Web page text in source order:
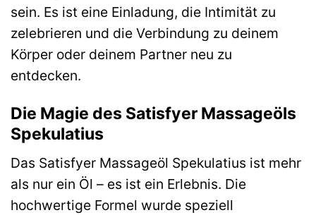
sein. Es ist eine Einladung, die Intimität zu
zelebrieren und die Verbindung zu deinem
Körper oder deinem Partner neu zu
entdecken.
Die Magie des Satisfyer Massageöls
Spekulatius
Das Satisfyer Massageöl Spekulatius ist mehr
als nur ein Öl – es ist ein Erlebnis. Die
hochwertige Formel wurde speziell